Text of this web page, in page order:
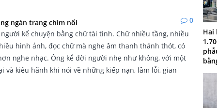
0
ngàn trang chìm nổi
người kể chuyện bằng chữ tài tình. Chữ nhiều tầng, nhiều
hình ảnh, đọc chữ mà nghe âm thanh thánh thót, có
nghe nhạc. Ông kể đời người nhẹ như không, với một
và kiêu hãnh khi nói về những kiếp nạn, lầm lỗi, gian
Hai